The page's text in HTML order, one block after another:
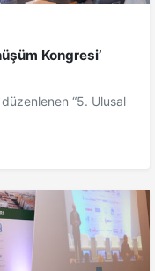
Kongresi’
“5. Ulusal